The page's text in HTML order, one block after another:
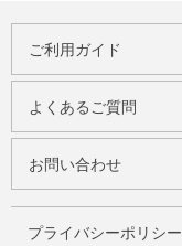
ご利用ガイド
よくあるご質問
お問い合わせ
プライバシーポリシー